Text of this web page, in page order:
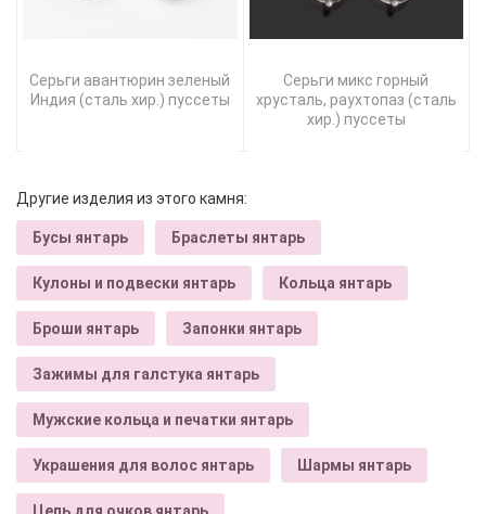
Серьги авантюрин зеленый
Индия (сталь хир.) пуссеты
Серьги микс горный
хрусталь, раухтопаз (сталь
хир.) пуссеты
Другие изделия из этого камня:
Бусы янтарь Браслеты янтарь
Кулоны и подвески янтарь Кольца янтарь
Броши янтарь Запонки янтарь
Зажимы для галстука янтарь
Мужские кольца и печатки янтарь
Украшения для волос янтарь Шармы янтарь